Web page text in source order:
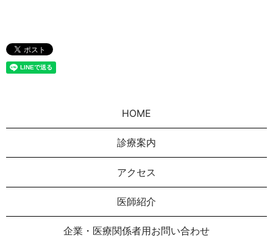
HOME
診療案内
アクセス
医師紹介
企業・医療関係者用お問い合わせ